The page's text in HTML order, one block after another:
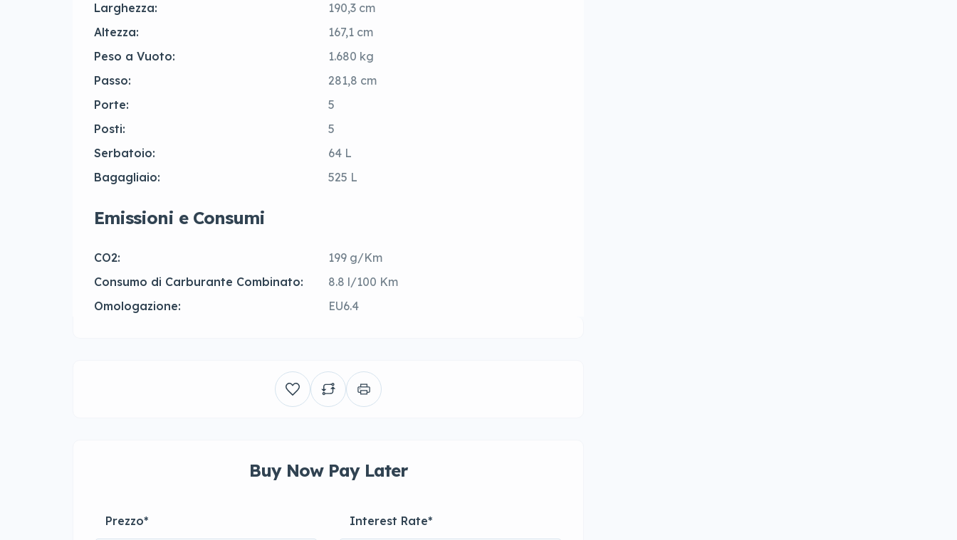
Larghezza:
190,3 cm
Altezza:
167,1 cm
Peso a Vuoto:
1.680 kg
Passo:
281,8 cm
Porte:
5
Posti:
5
Serbatoio:
64 L
Bagagliaio:
525 L
Emissioni e Consumi
CO2:
199 g/Km
Consumo di Carburante Combinato:
8.8 l/100 Km
Omologazione:
EU6.4
Buy Now Pay Later
Prezzo* Interest Rate*